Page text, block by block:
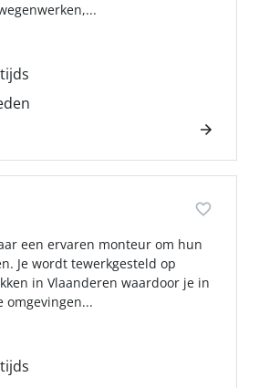
een ervaren monteur om hun
Je wordt tewerkgesteld op
in Vlaanderen waardoor je in
omgevingen...